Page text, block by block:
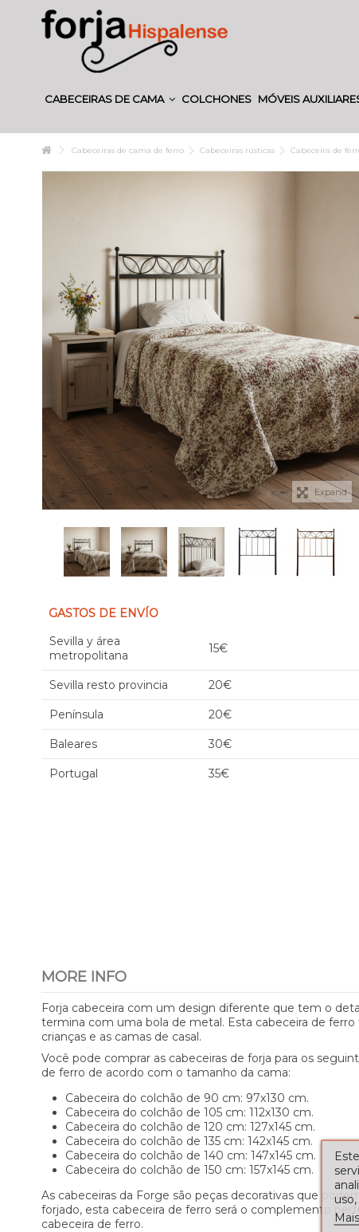
CABECEIRAS DE CAMA COLCHONES MÓVEIS
Cabeceiras de cama de ferro Cabeceiras rústicas Cabeceira de
Expand
GASTOS DE ENVÍO
Sevilla y área
metropolitana
15€
Sevilla resto provincia 20€
Península 20€
Baleares 30€
Portugal 35€
MORE INFO
Forja cabeceira com um design diferente que tem o
termina com uma bola de metal. Esta cabeceira de ferro
crianças e as camas de casal.
Você pode comprar as cabeceiras de forja para os
de ferro de acordo com o tamanho da cama:
Cabeceira do colchão de 90 cm: 97x130 cm.
Cabeceira do colchão de 105 cm: 112x130 cm.
Cabeceira do colchão de 120 cm: 127x145 cm.
Cabeceira do colchão de 135 cm: 142x145 cm.
Cabeceira do colchão de 140 cm: 147x145 cm.
Cabeceira do colchão de 150 cm: 157x145 cm.
As cabeceiras da Forge são peças decorativas que
forjado, esta cabeceira de ferro será o complemento
cabeceira de ferro.